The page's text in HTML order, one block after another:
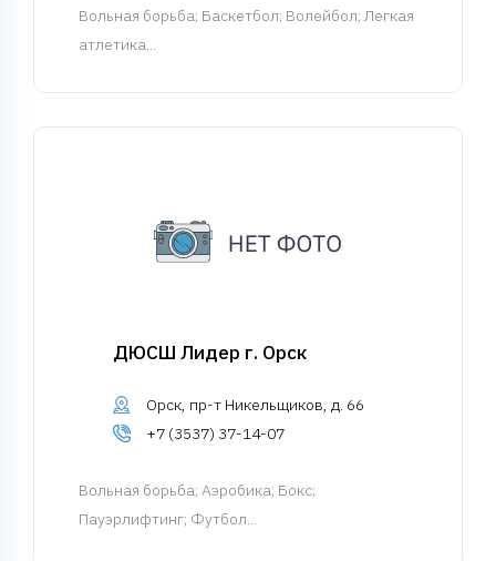
Вольная борьба; Баскетбол; Волейбол; Легкая
атлетика...
ДЮСШ Лидер г. Орск
Орск, пр-т Никельщиков, д. 66
+7 (3537) 37-14-07
Вольная борьба; Аэробика; Бокс;
Пауэрлифтинг; Футбол...